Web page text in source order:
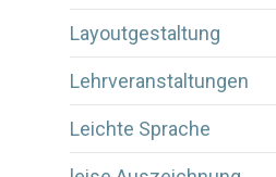
Layoutgestaltung
Lehrveranstaltungen
Leichte Sprache